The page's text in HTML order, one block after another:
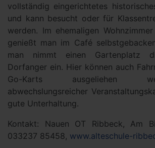
vollständig eingerichtetes
und kann besucht oder für
werden. Im ehemaligen
genießt man im Café
man nimmt einen Gartenplatz
Dorfanger ein. Hier können auch
Go-Karts ausgeliehen
abwechslungsreicher
gute Unterhaltung.
Kontakt: Nauen OT Ribbeck, Am
033237 85458, www.alteschule-